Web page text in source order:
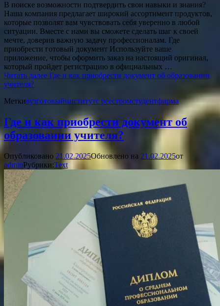
В поиске возможности подтвердить свои навыки и знания?
Наша компания предлагает широкий ассортимент продуктов,
которые позволят вам чувствовать себя уверенно в любой
ситуации. Вместе с нами вы сможете сделать шаг к своей
мечте, доверив важную задачу профессионалам. Где
приобрести готовый документ Используйте ваше
приложение, чтобы оформить заказ на настоящий оригинал,
который пройдет регистрацию в официальных …
Читать далее Где и как приобрести документ об образовании
учителя?
Меткивузготовыйинститутс реестромстудентфирма
Где и как приобрести документ об
образовании учителя?
Опубликовано 21.02.2025Обновлено на 21.02.2025от
adminРубрики:Text